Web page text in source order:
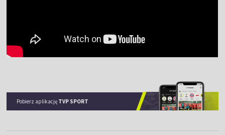
Pobierz aplikację TVP SPORT